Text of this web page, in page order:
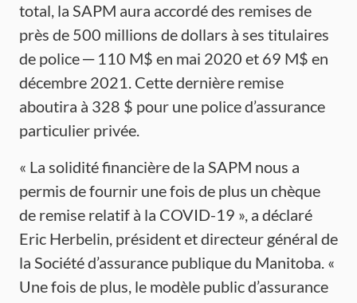
total, la SAPM aura accordé des remises de
près de 500 millions de dollars à ses titulaires
de police ─ 110 M$ en mai 2020 et 69 M$ en
décembre 2021. Cette dernière remise
aboutira à 328 $ pour une police d’assurance
particulier privée.
« La solidité financière de la SAPM nous a
permis de fournir une fois de plus un chèque
de remise relatif à la COVID-19 », a déclaré
Eric Herbelin, président et directeur général de
la Société d’assurance publique du Manitoba. «
Une fois de plus, le modèle public d’assurance